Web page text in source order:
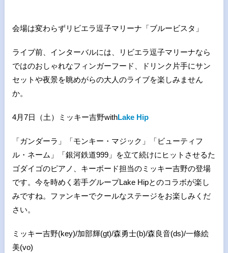
会場は変わらずリビエラ逗子マリーナ「ブルービスタ」
ライブ前、インターバルには、リビエラ逗子マリーナなら
ではのおしゃれなフィンガーフード、ドリンク片手にサン
セットや夜景を眺めがらの大人のライブを楽しみません
か。
4月7日（土）ミッキー吉野withLake Hip
「ガンダーラ」「モンキー・マジック」「ビューティフ
ル・ネーム」「銀河鉄道999」を立て続けにヒットさせるた
ゴダイゴのピアノ、キーボード担当のミッキー吉野の登場
です。今を時めく若手グループLake Hipとのコラボが楽し
みですね。ファンキーでクールなステージをお楽しみくだ
さい。
ミッキー吉野(key)/加部輝(gt)/森勇士(b)/森良音(ds)/一條絵
美(vo)